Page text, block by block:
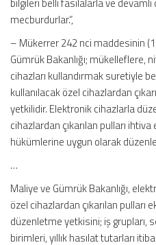
mecburdurlar.”,
– Mükerrer 242 nci maddesinin
Gümrük Bakanlığı; mükelleflere,
cihazları kullandırmak suretiyle
kullanılacak özel cihazlardan
yetkilidir. Elektronik cihazlarla
cihazlardan çıkarılan pulları
hükümlerine uygun olarak
…
Maliye ve Gümrük Bakanlığı,
özel cihazlardan çıkarılan pulları
düzenletme yetkisini; iş grupları,
birimleri, yıllık hasılat tutarları